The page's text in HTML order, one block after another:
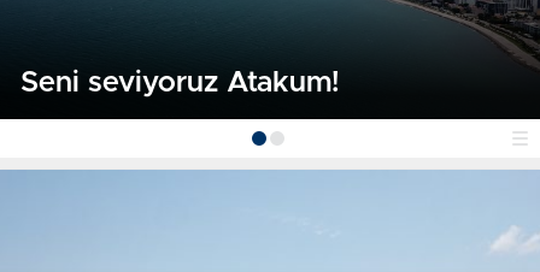
Seni seviyoruz Atakum!